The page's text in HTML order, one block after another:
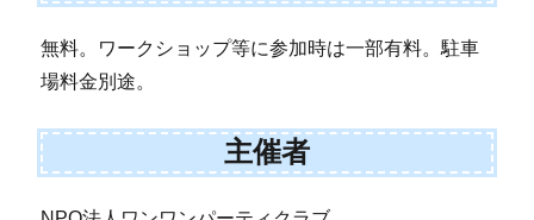
無料。ワークショップ等に参加時は一部有料。駐車
場料金別途。
主催者